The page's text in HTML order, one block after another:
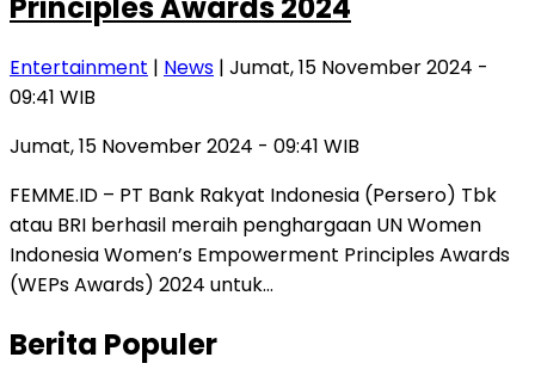
Entertainment | News | Jumat, 15 November 2024 -
09:41 WIB
Jumat, 15 November 2024 - 09:41 WIB
FEMME.ID – PT Bank Rakyat Indonesia (Persero) Tbk
atau BRI berhasil meraih penghargaan UN Women
Indonesia Women’s Empowerment Principles Awards
(WEPs Awards) 2024 untuk…
Berita Populer